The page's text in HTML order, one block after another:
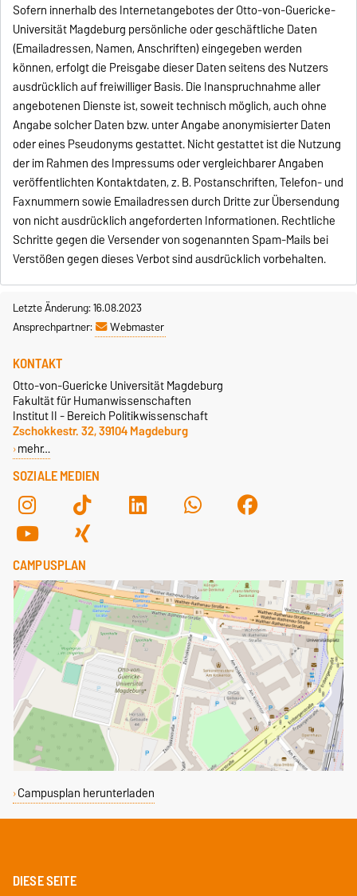
Sofern innerhalb des Internetangebotes der Otto-von-Guericke-
Universität Magdeburg persönliche oder geschäftliche Daten
(Emailadressen, Namen, Anschriften) eingegeben werden
können, erfolgt die Preisgabe dieser Daten seitens des Nutzers
ausdrücklich auf freiwilliger Basis. Die Inanspruchnahme aller
angebotenen Dienste ist, soweit technisch möglich, auch ohne
Angabe solcher Daten bzw. unter Angabe anonymisierter Daten
oder eines Pseudonyms gestattet. Nicht gestattet ist die Nutzung
der im Rahmen des Impressums oder vergleichbarer Angaben
veröffentlichten Kontaktdaten, z. B. Postanschriften, Telefon- und
Faxnummern sowie Emailadressen durch Dritte zur Übersendung
von nicht ausdrücklich angeforderten Informationen. Rechtliche
Schritte gegen die Versender von sogenannten Spam-Mails bei
Verstößen gegen dieses Verbot sind ausdrücklich vorbehalten.
Letzte Änderung: 16.08.2023
Ansprechpartner:
Webmaster
SOZIALE MEDIEN
KONTAKT
Otto-von-Guericke Universität Magdeburg
Fakultät für Humanwissenschaften
Institut II - Bereich Politikwissenschaft
Zschokkestr. 32, 39104 Magdeburg
mehr…
CAMPUSPLAN
Campusplan herunterladen
DIESE SEITE